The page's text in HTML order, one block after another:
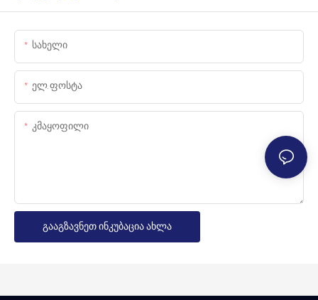
Სახელი
Ელ.ფოსტა
Კმაყოფილი
Გააგზავნეთ Ინკუბაცია Ახლა